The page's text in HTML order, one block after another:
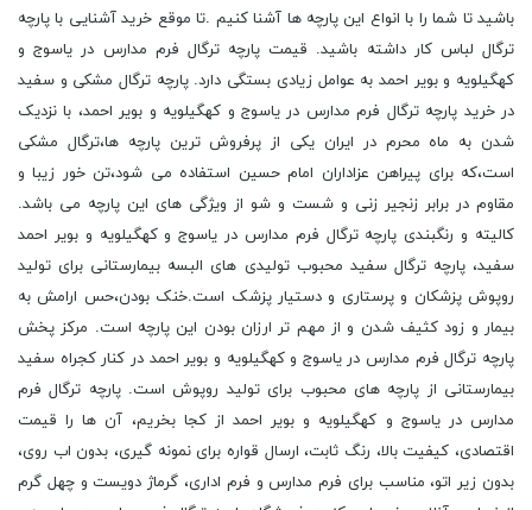
باشید تا شما را با انواع این پارچه ها آشنا کنیم .تا موقع خرید آشنایی با پارچه
ترگال لباس کار داشته باشید. قیمت پارچه ترگال فرم مدارس در یاسوج و
کهگیلویه و بویر احمد به عوامل زیادی بستگی دارد. پارچه ترگال مشکی و سفید
در خرید پارچه ترگال فرم مدارس در یاسوج و کهگیلویه و بویر احمد، با نزدیک
شدن به ماه محرم در ایران یکی از پرفروش ترین پارچه ها،ترگال مشکی
است،که برای پیراهن عزاداران امام حسین استفاده می شود،تن خور زیبا و
مقاوم در برابر زنجیر زنی و شست و شو از ویژگی های این پارچه می باشد.
کالیته و رنگبندی پارچه ترگال فرم مدارس در یاسوج و کهگیلویه و بویر احمد
سفید، پارچه ترگال سفید محبوب تولیدی های البسه بیمارستانی برای تولید
روپوش پزشکان و پرستاری و دستیار پزشک است.خنک بودن،حس ارامش به
بیمار و زود کثیف شدن و از مهم تر ارزان بودن این پارچه است. مرکز پخش
پارچه ترگال فرم مدارس در یاسوج و کهگیلویه و بویر احمد در کنار کجراه سفید
بیمارستانی از پارچه های محبوب برای تولید روپوش است. پارچه ترگال فرم
مدارس در یاسوج و کهگیلویه و بویر احمد از کجا بخریم، آن ها را قیمت
اقتصادی، کیفیت بالا، رنگ ثابت، ارسال قواره برای نمونه گیری، بدون اب روی،
بدون زیر اتو، مناسب برای فرم مدارس و فرم اداری، گرماژ دویست و چهل گرم